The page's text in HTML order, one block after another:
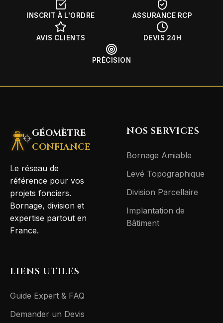
INSCRIT À L'ORDRE ASSURANCE RCP
AVIS CLIENTS DEVIS 24H
PRÉCISION
GÉOMÈTRE
CONFIANCE
Le réseau de
référence pour vos
projets fonciers.
Bornage, division et
expertise partout en
France.
NOS SERVICES
Bornage Amiable
Levé Topographique
Division Parcellaire
Implantation de
Bâtiment
LIENS UTILES
Guide Expert & FAQ
Demander un Devis